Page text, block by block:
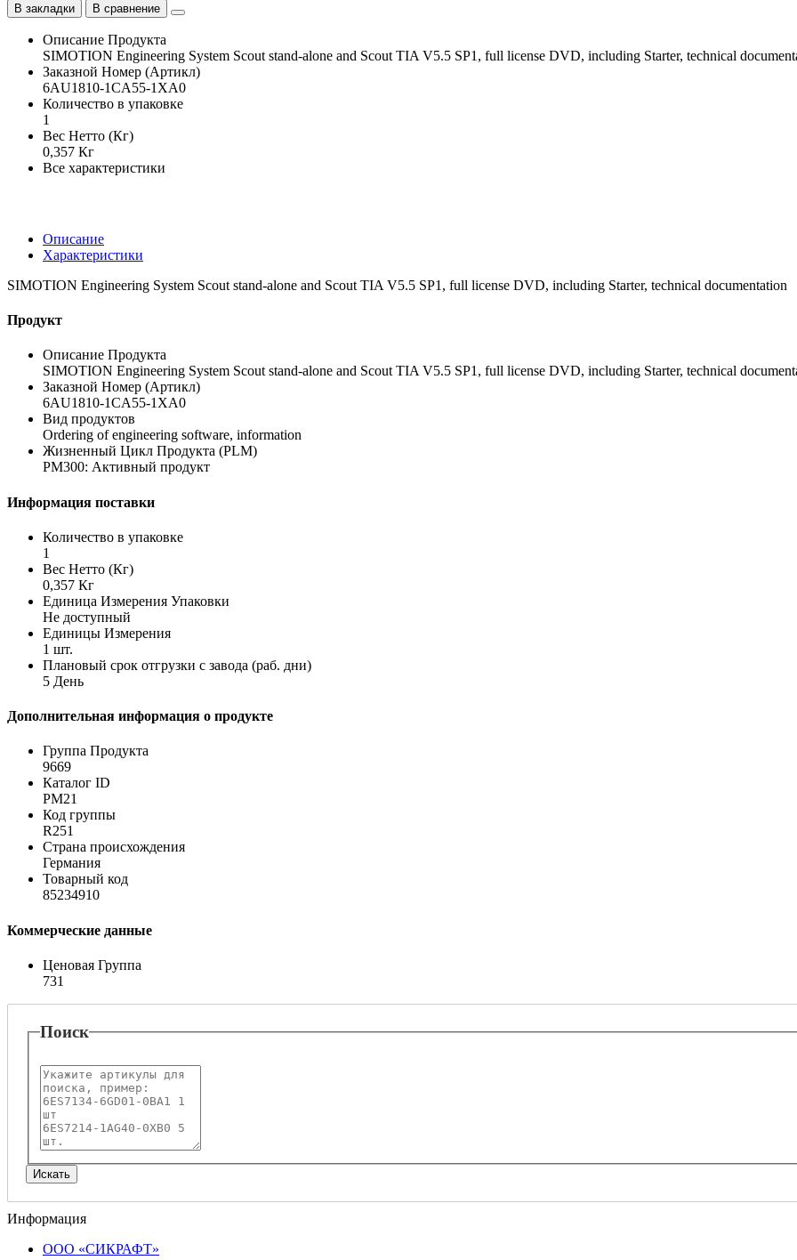
В закладки В сравнение
Описание Продукта
SIMOTION Engineering System Scout stand-alone and Scout TIA V5.5 SP1, full license DVD, including Starter, technical
Заказной Номер (Артикл)
6AU1810-1CA55-1XA0
Количество в упаковке
1
Вес Нетто (Кг)
0,357 Кг
Все характеристики
Описание
Характеристики
SIMOTION Engineering System Scout stand-alone and Scout TIA V5.5 SP1, full license DVD, including Starter, technical documentation
Продукт
Описание Продукта
SIMOTION Engineering System Scout stand-alone and Scout TIA V5.5 SP1, full license DVD, including Starter, technical
Заказной Номер (Артикл)
6AU1810-1CA55-1XA0
Вид продуктов
Ordering of engineering software, information
Жизненный Цикл Продукта (PLM)
PM300: Активный продукт
Информация поставки
Количество в упаковке
1
Вес Нетто (Кг)
0,357 Кг
Единица Измерения Упаковки
Не доступный
Единицы Измерения
1 шт.
Плановый срок отгрузки с завода (раб. дни)
5 День
Дополнительная информация о продукте
Группа Продукта
9669
Каталог ID
PM21
Код группы
R251
Страна происхождения
Германия
Товарный код
85234910
Коммерческие данные
Ценовая Группа
731
Поиск
Информация
ООО «СИКРАФТ»